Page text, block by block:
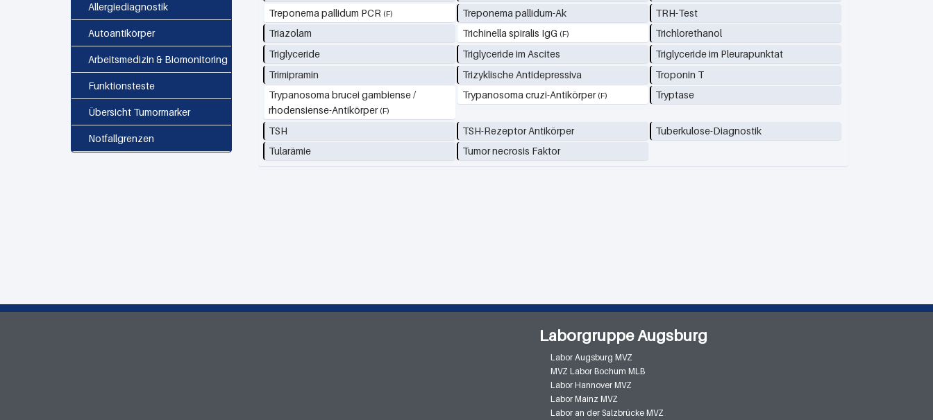
Treponema pallidum PCR
Treponema pallidum-Ak
TRH-Test
Triazolam
Trichinella spiralis IgG
Trichlorethanol
Triglyceride
Triglyceride im Ascites
Triglyceride im Pleurapunktat
Trimipramin
Trizyklische Antidepressiva
Troponin T
Trypanosoma brucei gambiense /
rhodensiense-Antikörper
Trypanosoma cruzi-Antikörper Tryptase
TSH TSH-Rezeptor Antikörper
Tuberkulose-Diagnostik
Tularämie
Tumor necrosis Faktor
Allergiediagnostik
Autoantikörper
Arbeitsmedizin & Biomonitoring
Funktionsteste
Übersicht Tumormarker
Notfallgrenzen
Laborgruppe Augsburg
Labor Augsburg MVZ
MVZ Labor Bochum MLB
Labor Hannover MVZ
Labor Mainz MVZ
Labor an der Salzbrücke MVZ